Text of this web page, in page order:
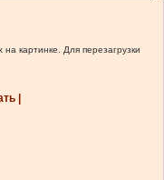
картинке. Для перезагрузки
|